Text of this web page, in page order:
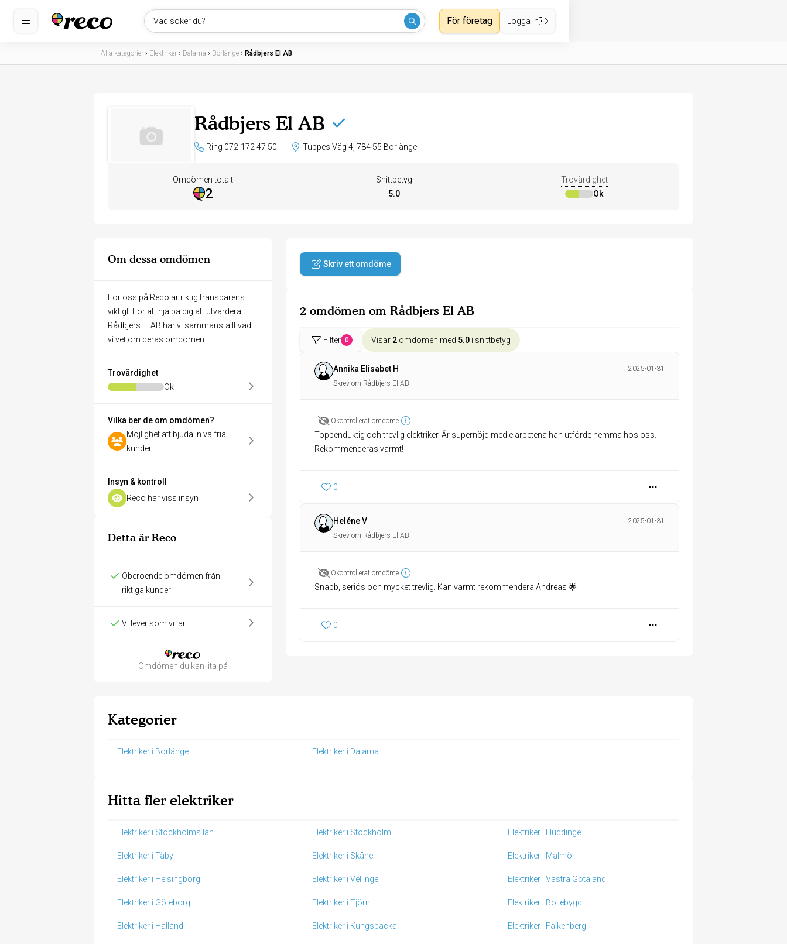
Vad söker du? För företag Logga in
Alla kategorier › Elektriker › Dalarna › Borlänge › Rådbjers El AB
Rådbjers El AB
Ring 072-172 47 50 Tuppes Väg 4, 784 55 Borlänge
Omdömen totalt
2
Snittbetyg
5.0
Trovärdighet
Ok
Om dessa omdömen
För oss på Reco är riktig transparens
viktigt. För att hjälpa dig att utvärdera
Rådbjers El AB har vi sammanställt vad
vi vet om deras omdömen
Trovärdighet
Ok
Vilka ber de om omdömen?
Möjlighet att bjuda in valfria
kunder
Insyn & kontroll
Reco har viss insyn
Detta är Reco
Oberoende omdömen från
riktiga kunder
Vi lever som vi lär
Omdömen du kan lita på
Skriv ett omdöme
2 omdömen om Rådbjers El AB
Filter 0 Visar 2 omdömen med 5.0 i snittbetyg
Annika Elisabet H
2025-01-31
Skrev om Rådbjers El AB
Okontrollerat omdöme
Toppenduktig och trevlig elektriker. Är supernöjd med elarbetena han utförde hemma hos oss.
Rekommenderas varmt!
0
Heléne V
2025-01-31
Skrev om Rådbjers El AB
Okontrollerat omdöme
Snabb, seriös och mycket trevlig. Kan varmt rekommendera Andreas 🌟
0
Kategorier
Elektriker i Borlänge Elektriker i Dalarna
Hitta fler elektriker
Elektriker i Stockholms län Elektriker i Stockholm Elektriker i Huddinge
Elektriker i Täby Elektriker i Skåne Elektriker i Malmö
Elektriker i Helsingborg Elektriker i Vellinge Elektriker i Västra Götaland
Elektriker i Göteborg Elektriker i Tjörn Elektriker i Bollebygd
Elektriker i Halland Elektriker i Kungsbacka Elektriker i Falkenberg